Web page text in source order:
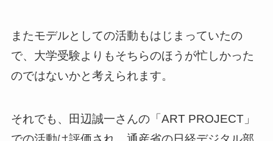
またモデルとしての活動もはじまっていたの
で、大学受験よりもそちらのほうが忙しかった
のではないかと考えられます。
それでも、田辺誠一さんの「ART PROJECT」